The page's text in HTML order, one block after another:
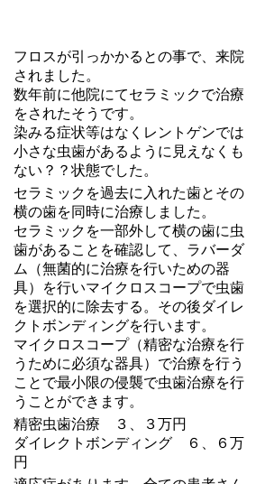
フロスが引っかかるとの事で、来院
されました。
数年前に他院にてセラミックで治療
をされたそうです。
染みる症状等はなくレントゲンでは
小さな虫歯があるように見えなくも
ない？？状態でした。
セラミックを過去に入れた歯とその
横の歯を同時に治療しました。
セラミックを一部外して横の歯に虫
歯があることを確認して、ラバーダ
ム（無菌的に治療を行いための器
具）を行いマイクロスコープで虫歯
を選択的に除去する。その後ダイレ
クトボンディングを行います。
マイクロスコープ（精密な治療を行
うために必須な器具）で治療を行う
ことで最小限の侵襲で虫歯治療を行
うことができます。
精密虫歯治療 ３、３万円
ダイレクトボンディング ６、６万
円